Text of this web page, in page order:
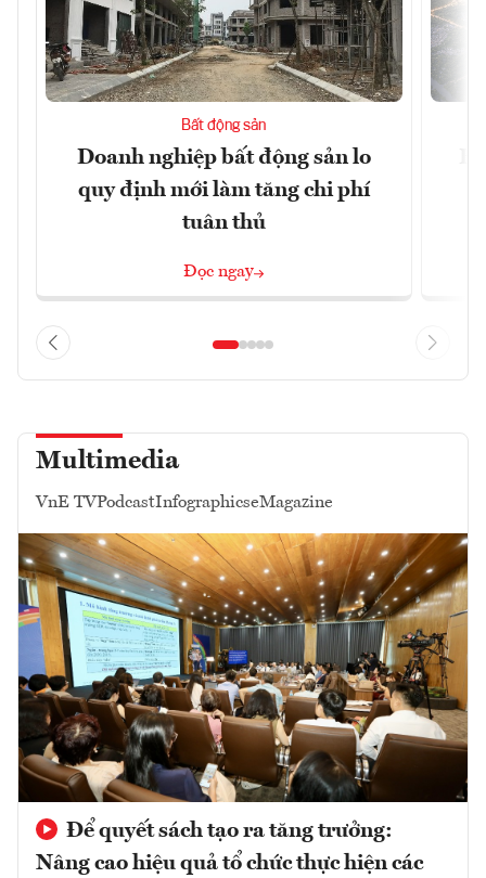
Bất động sản
Doanh nghiệp bất động sản lo
quy định mới làm tăng chi phí
tuân thủ
Đọc ngay
Multimedia
VnE TVPodcastInfographicseMagazine
Để quyết sách tạo ra tăng trưởng:
Nâng cao hiệu quả tổ chức thực hiện các